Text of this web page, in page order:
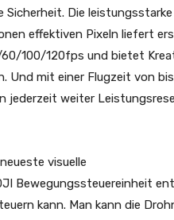
Die
effektiven Pixeln liefert
100/120fps und bietet
Und mit einer Flugzeit von
jederzeit weiter
visuelle
Bewegungssteuereinheit
kann. Man kann die